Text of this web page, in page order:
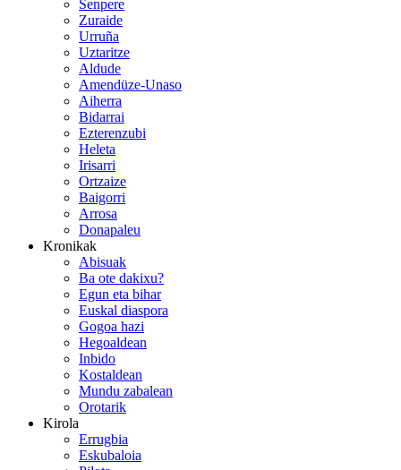
Senpere
Zuraide
Urruña
Uztaritze
Aldude
Amendüze-Unaso
Aiherra
Bidarrai
Ezterenzubi
Heleta
Irisarri
Ortzaize
Baigorri
Arrosa
Donapaleu
Kronikak
Abisuak
Ba ote dakixu?
Egun eta bihar
Euskal diaspora
Gogoa hazi
Hegoaldean
Inbido
Kostaldean
Mundu zabalean
Orotarik
Kirola
Errugbia
Eskubaloia